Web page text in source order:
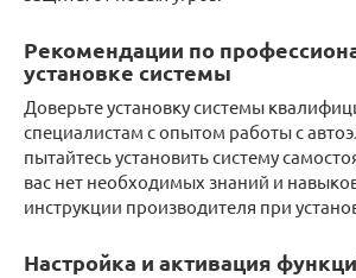
Рекомендации по
установке системы
Доверьте установку системы
специалистам с опытом работы с
пытайтесь установить систему
вас нет необходимых знаний и
инструкции производителя при
Настройка и активация